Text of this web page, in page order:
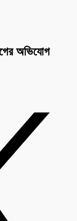
অভিযোগ